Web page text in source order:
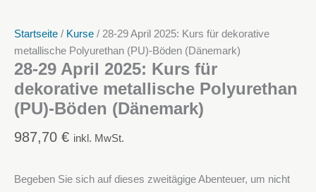
Startseite / Kurse / 28-29 April 2025: Kurs für dekorative
metallische Polyurethan (PU)-Böden (Dänemark)
28-29 April 2025: Kurs für
dekorative metallische Polyurethan
(PU)-Böden (Dänemark)
987,70 € inkl. MwSt.
Begeben Sie sich auf dieses zweitägige Abenteuer, um nicht